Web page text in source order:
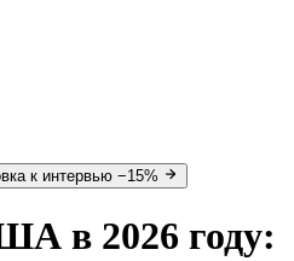
к интервью −15%
в 2026 году: